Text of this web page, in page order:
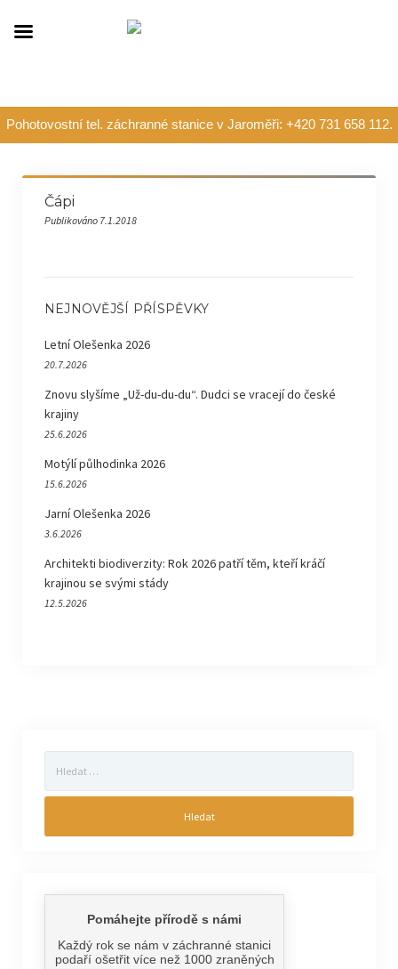
Pohotovostní tel. záchranné stanice v Jaroměři: +420 731 658 112.
Čápi
Publikováno 7.1.2018
NEJNOVĚJŠÍ PŘÍSPĚVKY
Letní Olešenka 2026
20.7.2026
Znovu slyšíme „Už-du-du-du“. Dudci se vracejí do české
krajiny
25.6.2026
Motýlí půlhodinka 2026
15.6.2026
Jarní Olešenka 2026
3.6.2026
Architekti biodiverzity: Rok 2026 patří těm, kteří kráčí
krajinou se svými stády
12.5.2026